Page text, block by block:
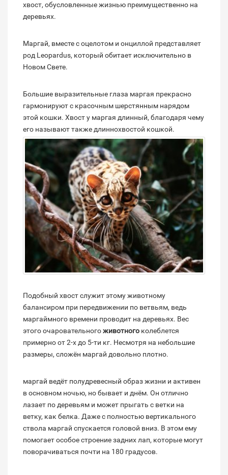
хвост, обусловленные жизнью преимущественно на
деревьях.
Маргай, вместе с оцелотом и онциллой представляет
род Leopardus, который обитает исключительно в
Новом Свете.
Большие выразительные глаза маргая прекрасно
гармонируют с красочным шерстянным нарядом
этой кошки. Хвост у маргая длинный, благодаря чему
его называют также длиннохвостой кошкой.
Подобный хвост служит этому животному
балансиром при передвижении по ветвьям, ведь
маргаймного времени проводит на деревьях. Вес
этого очаровательногоживотного колеблется
примерно от 2-х до 5-ти кг. Несмотря на небольшие
размеры, сложён маргай довольно плотно.
маргай ведёт полудревесный образ жизни и активен
в основном ночью, но бывает и днём. Он отлично
лазает по деревьям и может прыгать с ветки на
ветку, как белка. Даже с полностью вертикального
ствола маргай спускается головой вниз. В этом ему
помогает особое строение задних лап, которые могут
поворачиваться почти на 180 градусов.